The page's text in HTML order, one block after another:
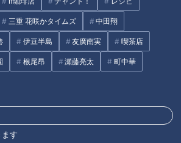
三重 花咲かタイムズ 中田翔
伊豆半島 友廣南実 喫茶店
根尾昂 瀬藤亮太 町中華
す
ーが放
況“みや
てられる
#CBC #重盛アナ #卒業 #アナウ